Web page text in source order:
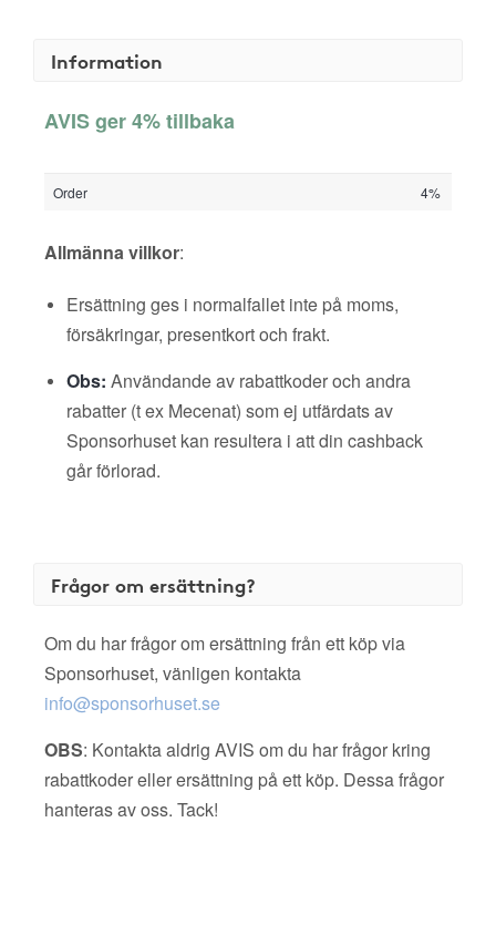
Information
AVIS ger 4% tillbaka
Order 4%
Allmänna villkor:
Ersättning ges i normalfallet inte på moms,
försäkringar, presentkort och frakt.
Obs: Användande av rabattkoder och andra
rabatter (t ex Mecenat) som ej utfärdats av
Sponsorhuset kan resultera i att din cashback
går förlorad.
Frågor om ersättning?
Om du har frågor om ersättning från ett köp via
Sponsorhuset, vänligen kontakta
info@sponsorhuset.se
OBS: Kontakta aldrig AVIS om du har frågor kring
rabattkoder eller ersättning på ett köp. Dessa frågor
hanteras av oss. Tack!